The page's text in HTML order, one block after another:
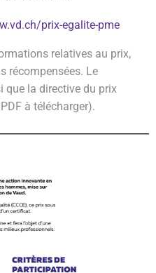
prix-egalite-pme
relatives au prix,
récompensées. Le
que la directive du prix
à télécharger).